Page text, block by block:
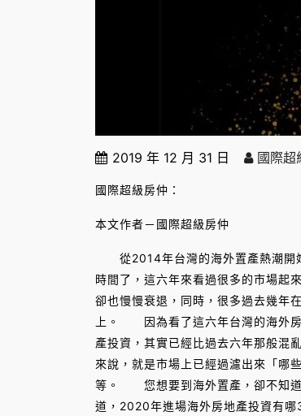
2019 年 12 月 31 日 國際超
國際超級房仲：
本文作者－國際超級房仲
從2014年台灣的海外置產熱潮開始
時間了，這六年來看過很多的市場起
卻也慢慢衰退，同時，很多過去幾年
上。 因為看了這六年台灣的海外房
產投資，其實已經比過去六年那般混
來說，就是市場上已經過濾出來「哪
等。 您想要到海外置產，卻不知
道，2020年進場海外房地產投資有